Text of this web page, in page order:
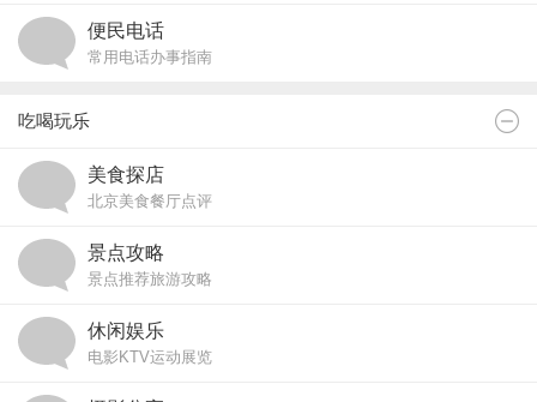
便民电话
常用电话办事指南
吃喝玩乐
美食探店
北京美食餐厅点评
景点攻略
景点推荐旅游攻略
休闲娱乐
电影KTV运动展览